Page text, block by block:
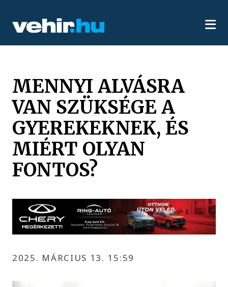
MENNYI ALVÁSRA
VAN SZÜKSÉGE A
GYEREKEKNEK, ÉS
MIÉRT OLYAN
FONTOS?
2025. MÁRCIUS 13. 15:59